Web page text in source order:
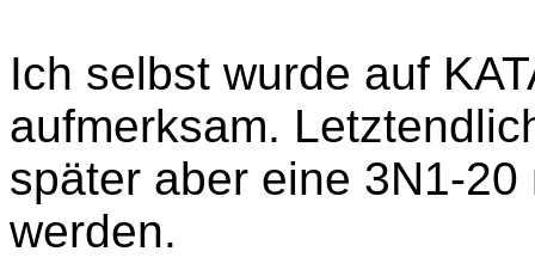
Ich selbst wurde auf
aufmerksam.
später aber eine 3N1-20
werden.